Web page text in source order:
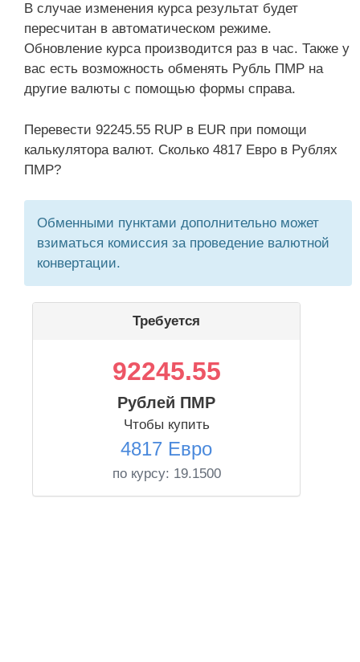
В случае изменения курса результат будет
пересчитан в автоматическом режиме.
Обновление курса производится раз в час. Также у
вас есть возможность обменять Рубль ПМР на
другие валюты с помощью формы справа.
Перевести 92245.55 RUP в EUR при помощи
калькулятора валют. Сколько 4817 Евро в Рублях
ПМР?
Обменными пунктами дополнительно может
взиматься комиссия за проведение валютной
конвертации.
Требуется
92245.55
Рублей ПМР
Чтобы купить
4817 Евро
по курсу: 19.1500